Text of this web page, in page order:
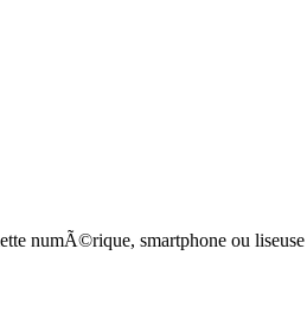
numÃ©rique, smartphone ou